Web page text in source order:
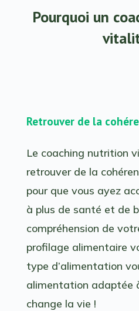
Pourquoi un
Retrouver de la
Le coaching nutrition
retrouver de la
pour que vous ayez
à plus de santé et de
compréhension de
profilage alimentaire
type d’alimentation
alimentation adaptée
change la vie !